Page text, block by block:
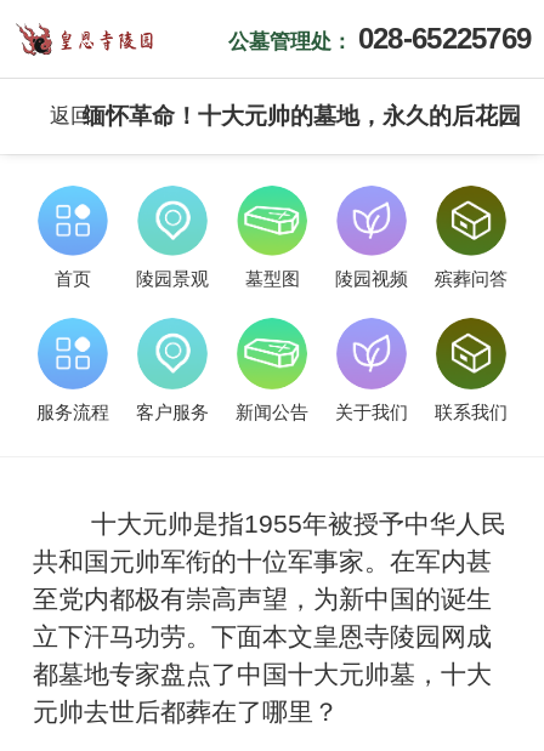
公墓管理处： 028-65225769
返回缅怀革命！十大元帅的墓地，永久的后花园
首页 陵园景观 墓型图 陵园视频 殡葬问答
服务流程 客户服务 新闻公告 关于我们 联系我们
十大元帅是指1955年被授予中华人民
共和国元帅军衔的十位军事家。在军内甚
至党内都极有崇高声望，为新中国的诞生
立下汗马功劳。下面本文皇恩寺陵园网成
都墓地专家盘点了中国十大元帅墓，十大
元帅去世后都葬在了哪里？